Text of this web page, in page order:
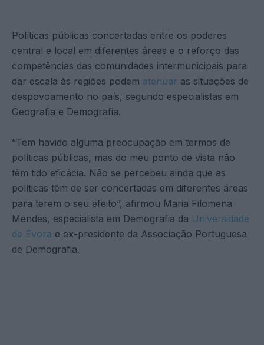
Políticas públicas concertadas entre os poderes
central e local em diferentes áreas e o reforço das
competências das comunidades intermunicipais para
dar escala às regiões podem atenuar as situações de
despovoamento no país, segundo especialistas em
Geografia e Demografia.
“Tem havido alguma preocupação em termos de
políticas públicas, mas do meu ponto de vista não
têm tido eficácia. Não se percebeu ainda que as
políticas têm de ser concertadas em diferentes áreas
para terem o seu efeito”, afirmou Maria Filomena
Mendes, especialista em Demografia da Universidade
de Évora e ex-presidente da Associação Portuguesa
de Demografia.